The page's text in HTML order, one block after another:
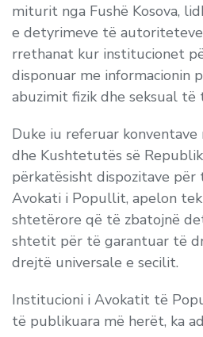
miturit nga Fushë Kosova,
e detyrimeve të
rrethanat kur institucionet
disponuar me informacionin
abuzimit fizik dhe seksual
Duke iu referuar konventave
dhe Kushtetutës së
përkatësisht dispozitave
Avokati i Popullit, apelon
shtetërore që të zbatojnë
shtetit për të garantuar të
drejtë universale e secilit.
Institucioni i Avokatit të
të publikuara më herët, ka